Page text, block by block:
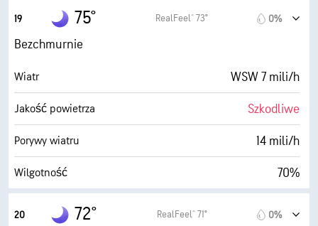
Porywy wiatru
Wilgotność
Punkt rosy 65° F
AccuLumen Brightness Index™ 0 (Ciemne)
Zachmurzenie 0%
Widoczność 3 mili
19 75° RealFeel® 73° 0%
Bezchmurnie
Wiatr WSW 7 mili/h
Jakość powietrza Szkodliwe
Porywy wiatru 14 mili/h
Wilgotność 70%
Punkt rosy
20 72° RealFeel® 71° 0%